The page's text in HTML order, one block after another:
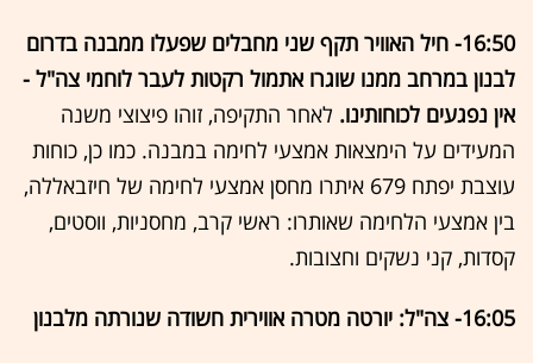
16:50- חיל האוויר תקף שני מחבלים שפעלו ממבנה בדרום
לבנון במרחב ממנו שוגרו אתמול רקטות לעבר לוחמי צה"ל -
אין נפגעים לכוחותינו. לאחר התקיפה, זוהו פיצוצי משנה
המעידים על הימצאות אמצעי לחימה במבנה. כמו כן, כוחות
עוצבת יפתח 679 איתרו מחסן אמצעי לחימה של חיזבאללה,
בין אמצעי הלחימה שאותרו: ראשי קרב, מחסניות, ווסטים,
קסדות, קני נשקים וחצובות.
16:05- צה"ל: יורטה מטרה אווירית חשודה שנורתה מלבנון